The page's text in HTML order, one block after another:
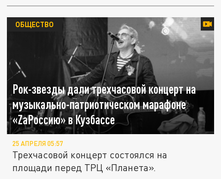
Рок-звезды дали трехчасовой концерт на
музыкально-патриотическом марафоне
«ZаРоссию» в Кузбассе
ОБЩЕСТВО
25 АПРЕЛЯ 05:57
Трехчасовой концерт состоялся на
площади перед ТРЦ «Планета».